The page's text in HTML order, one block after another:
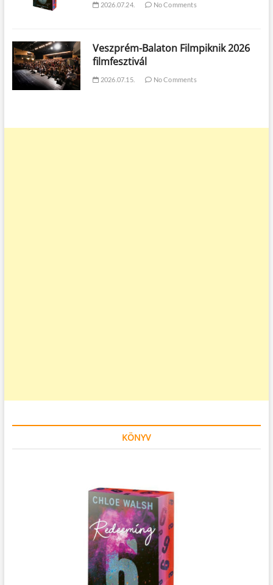
2026.07.24. No Comments
Veszprém-Balaton Filmpiknik 2026
filmfesztivál
2026.07.15. No Comments
KÖNYV